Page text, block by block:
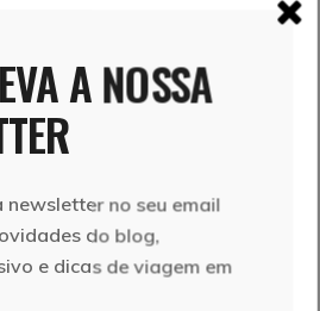
A NOSSA
newsletter no seu email
do blog,
e dicas de viagem em